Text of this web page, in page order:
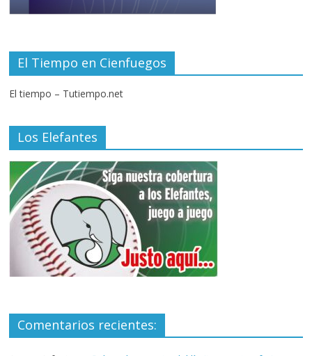
El Tiempo en Cienfuegos
El tiempo – Tutiempo.net
Los Elefantes
Comentarios recientes: